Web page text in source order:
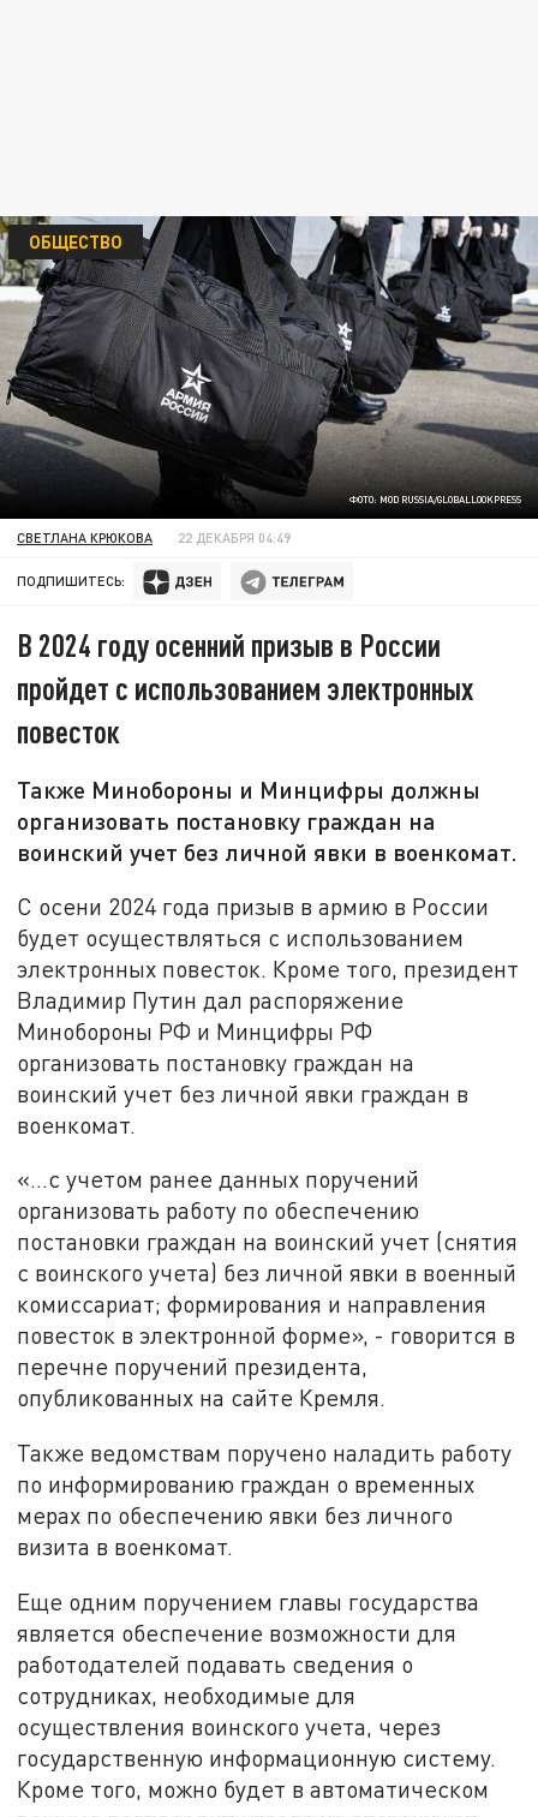
ФОТО: MOD RUSSIA/GLOBALLOOKPRESS
ОБЩЕСТВО
СВЕТЛАНА КРЮКОВА 22 ДЕКАБРЯ 04:49
ПОДПИШИТЕСЬ:
В 2024 году осенний призыв в России
пройдет с использованием электронных
повесток
Также Минобороны и Минцифры должны
организовать постановку граждан на
воинский учет без личной явки в военкомат.
С осени 2024 года призыв в армию в России
будет осуществляться с использованием
электронных повесток. Кроме того, президент
Владимир Путин дал распоряжение
Минобороны РФ и Минцифры РФ
организовать постановку граждан на
воинский учет без личной явки граждан в
военкомат.
«…с учетом ранее данных поручений
организовать работу по обеспечению
постановки граждан на воинский учет (снятия
с воинского учета) без личной явки в военный
комиссариат; формирования и направления
повесток в электронной форме», - говорится в
перечне поручений президента,
опубликованных на сайте Кремля.
Также ведомствам поручено наладить работу
по информированию граждан о временных
мерах по обеспечению явки без личного
визита в военкомат.
Еще одним поручением главы государства
является обеспечение возможности для
работодателей подавать сведения о
сотрудниках, необходимые для
осуществления воинского учета, через
государственную информационную систему.
Кроме того, можно будет в автоматическом